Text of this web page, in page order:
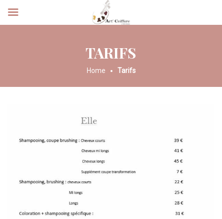
TARIFS
Home Tarifs